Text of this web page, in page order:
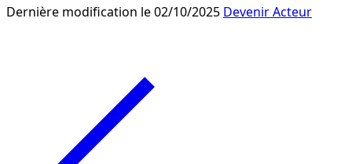
Dernière modification le 02/10/2025 Devenir Acteur